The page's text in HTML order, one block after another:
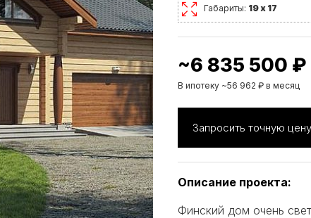
Габариты: 19 х 17
~6 835 500 ₽
В ипотеку ~56 962 ₽ в месяц
Запросить точную цену
Описание проекта:
Финский дом очень